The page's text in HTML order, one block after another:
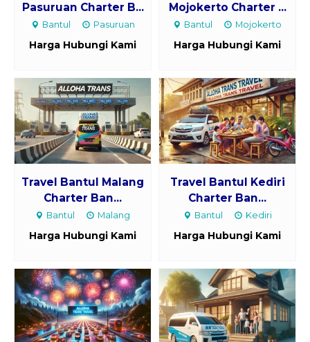
Pasuruan Charter B...
Bantul Pasuruan
Harga Hubungi Kami
Mojokerto Charter ...
Bantul Mojokerto
Harga Hubungi Kami
Travel Bantul Malang
Charter Ban...
Bantul Malang
Harga Hubungi Kami
Travel Bantul Kediri
Charter Ban...
Bantul Kediri
Harga Hubungi Kami